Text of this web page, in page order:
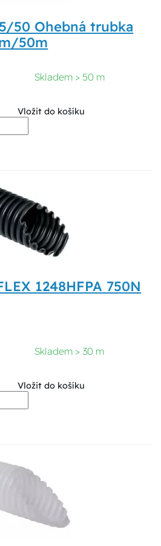
50 Ohebná trubka
50m
Skladem > 50 m
Vložit do košíku
1248HFPA 750N
Skladem > 30 m
Vložit do košíku